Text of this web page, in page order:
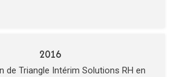
2016
de Triangle Intérim Solutions RH en